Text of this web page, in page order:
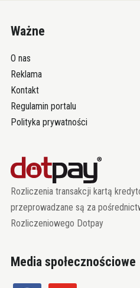
Ważne
O nas
Reklama
Kontakt
Regulamin portalu
Polityka prywatności
Rozliczenia transakcji kartą
przeprowadzane są za
Rozliczeniowego Dotpay
Media społecznościowe